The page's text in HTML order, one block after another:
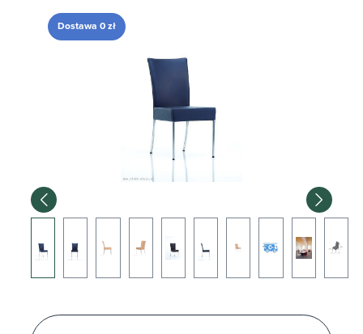
Pomiń galerię zdjęć
Dostawa 0 zł